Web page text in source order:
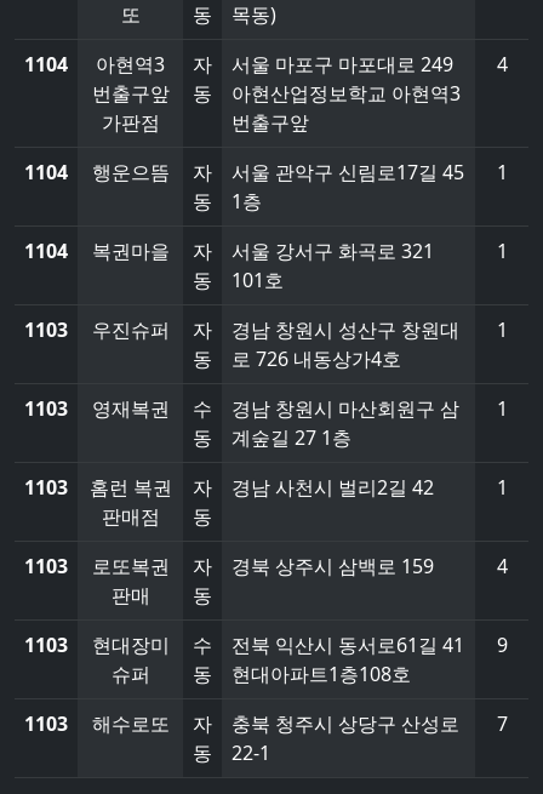
또
동
목동)
1104
아현역3
번출구앞
가판점
자
동
서울 마포구 마포대로 249
아현산업정보학교 아현역3
번출구앞
4
1104 행운으뜸
자
동
서울 관악구 신림로17길 45
1층
1
1104 복권마을
자
동
서울 강서구 화곡로 321
101호
1
1103 우진슈퍼
자
동
경남 창원시 성산구 창원대
로 726 내동상가4호
1
1103 영재복권
수
동
경남 창원시 마산회원구 삼
계숲길 27 1층
1
1103
홈런 복권
판매점
자
동
경남 사천시 벌리2길 42 1
1103
로또복권
판매
자
동
경북 상주시 삼백로 159 4
1103
현대장미
슈퍼
수
동
전북 익산시 동서로61길 41
현대아파트1층108호
9
1103 해수로또
자
동
충북 청주시 상당구 산성로
22-1
7